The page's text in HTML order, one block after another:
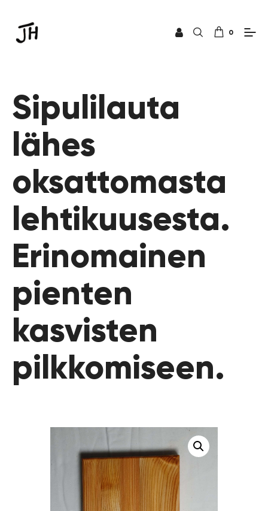
0
Sipulilauta
lähes
oksattomasta
lehtikuusesta.
Erinomainen
pienten
kasvisten
pilkkomiseen.